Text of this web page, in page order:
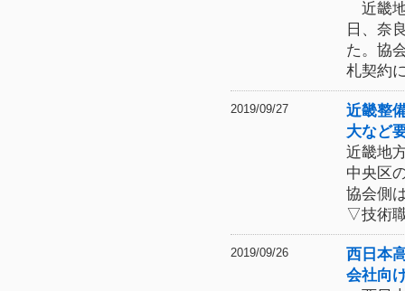
近畿
日、奈
た。協
札契約
2019/09/27
近畿整
大など
近畿地
中央区
協会側
▽技術
2019/09/26
西日本
会社向